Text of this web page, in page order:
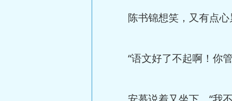
陈书锦想笑，又有点心
“语文好了不起啊！你管